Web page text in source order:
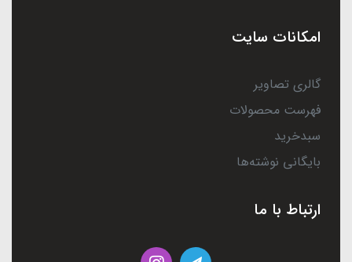
امکانات سایت
گالری تصاویر
فهرست محصولات
سبدخرید
بایگانی نوشته‌ها
ارتباط با ما